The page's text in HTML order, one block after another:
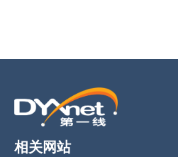
相关网站